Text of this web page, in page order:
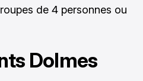
de 4 personnes ou
Dolmes